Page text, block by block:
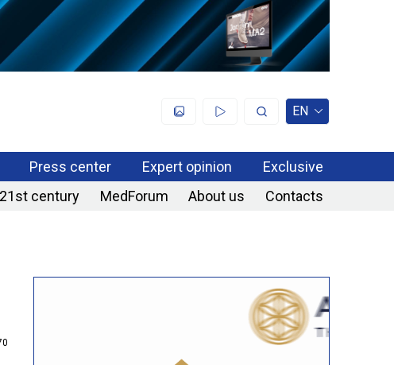
EN
Press center Expert opinion
Exclusive
century MedForum About us Contacts